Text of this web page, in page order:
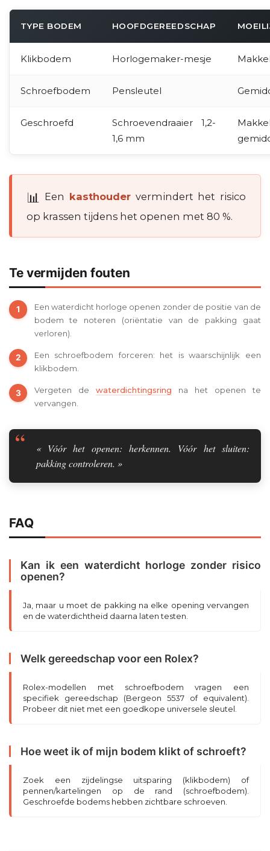
TYPE BODEM HOOFDGEREEDSCHAP
Klikbodem Horlogemaker-mesje
Schroefbodem Pensleutel
Geschroefd
Schroevendraaier 1,2-
1,6 mm
Een kasthoudervermindert het risico
op krassen tijdens het openen met 80 %.
Te vermijden fouten
Een waterdicht horloge openen zonder de positie van de
bodem te noteren (oriëntatie van de pakking gaat
verloren).
Een schroefbodem forceren: het is waarschijnlijk een
klikbodem.
Vergeten de waterdichtingsring na het openen te
vervangen.
« Vóór het openen: herkennen. Vóór het sluiten:
pakking controleren. »
FAQ
Kan ik een waterdicht horloge zonder risico
openen?
Ja, maar u moet de pakking na elke opening vervangen
en de waterdichtheid daarna laten testen.
Welk gereedschap voor een Rolex?
Rolex-modellen met schroefbodem vragen een
specifiek gereedschap (Bergeon 5537 of equivalent).
Probeer dit niet met een goedkope universele sleutel.
Hoe weet ik of mijn bodem klikt of schroeft?
Zoek een zijdelingse uitsparing (klikbodem) of
pennen/kartelingen op de rand (schroefbodem).
Geschroefde bodems hebben zichtbare schroeven.